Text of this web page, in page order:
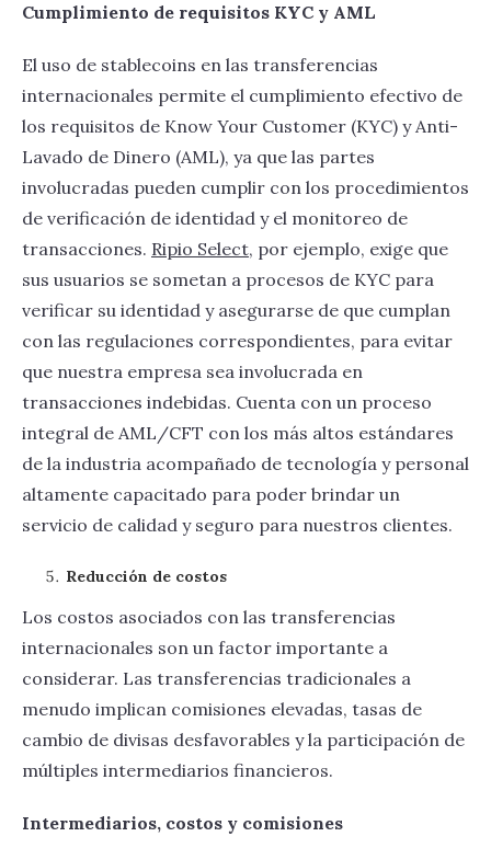
Cumplimiento de requisitos KYC y AML
​​El uso de stablecoins en las transferencias
internacionales permite el cumplimiento efectivo de
los requisitos de Know Your Customer (KYC) y Anti-
Lavado de Dinero (AML), ya que las partes
involucradas pueden cumplir con los procedimientos
de verificación de identidad y el monitoreo de
transacciones. Ripio Select, por ejemplo, exige que
sus usuarios se sometan a procesos de KYC para
verificar su identidad y asegurarse de que cumplan
con las regulaciones correspondientes, para evitar
que nuestra empresa sea involucrada en
transacciones indebidas. Cuenta con un proceso
integral de AML/CFT con los más altos estándares
de la industria acompañado de tecnología y personal
altamente capacitado para poder brindar un
servicio de calidad y seguro para nuestros clientes.
Reducción de costos
Los costos asociados con las transferencias
internacionales son un factor importante a
considerar. Las transferencias tradicionales a
menudo implican comisiones elevadas, tasas de
cambio de divisas desfavorables y la participación de
múltiples intermediarios financieros.
Intermediarios, costos y comisiones